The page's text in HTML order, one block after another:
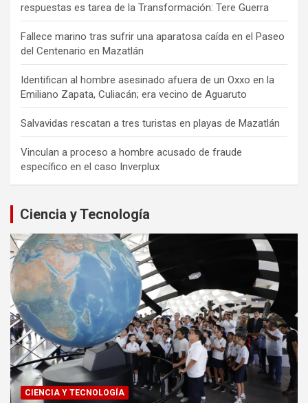
respuestas es tarea de la Transformación: Tere Guerra
Fallece marino tras sufrir una aparatosa caída en el Paseo
del Centenario en Mazatlán
Identifican al hombre asesinado afuera de un Oxxo en la
Emiliano Zapata, Culiacán; era vecino de Aguaruto
Salvavidas rescatan a tres turistas en playas de Mazatlán
Vinculan a proceso a hombre acusado de fraude
específico en el caso Inverplux
Ciencia y Tecnología
CIENCIA Y TECNOLOGÍA